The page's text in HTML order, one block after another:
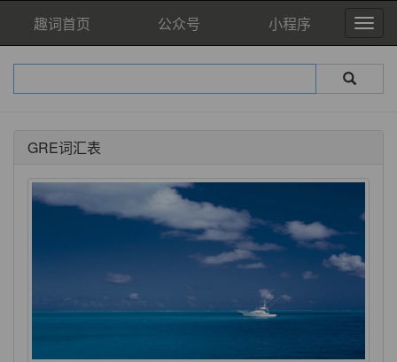
趣词首页 公众号 小程序
GRE词汇表